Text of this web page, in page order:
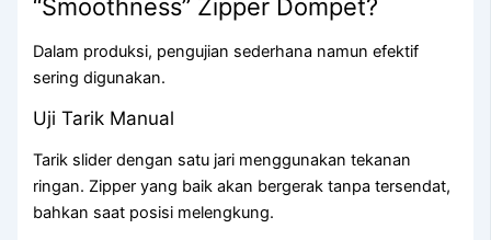
“Smoothness” Zipper Dompet?
Dalam produksi, pengujian sederhana namun efektif
sering digunakan.
Uji Tarik Manual
Tarik slider dengan satu jari menggunakan tekanan
ringan. Zipper yang baik akan bergerak tanpa tersendat,
bahkan saat posisi melengkung.